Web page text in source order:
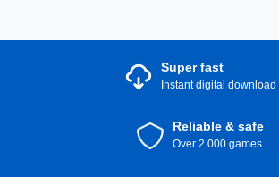
Super fast
Instant digital download
Reliable & safe
Over 2.000 games